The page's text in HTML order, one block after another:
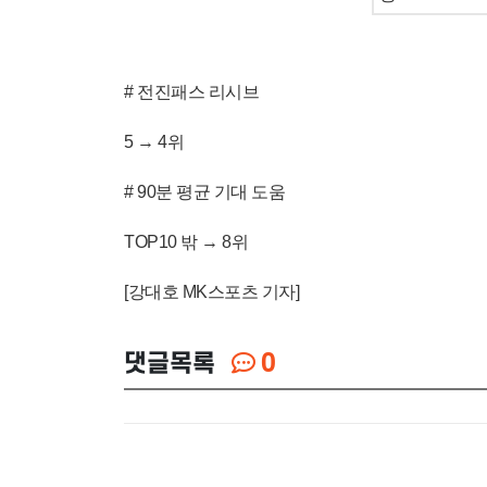
# 전진패스 리시브
5 → 4위
# 90분 평균 기대 도움
TOP10 밖 → 8위
[강대호 MK스포츠 기자]
댓글목록 0